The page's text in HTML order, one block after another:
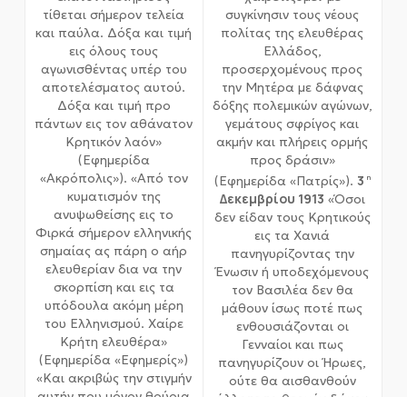
τίθεται σήμερον τελεία
και παύλα. Δόξα και τιμή
εις όλους τους
αγωνισθέντας υπέρ του
αποτελέσματος αυτού.
Δόξα και τιμή προ
πάντων εις τον αθάνατον
Κρητικόν λαόν»
(Εφημερίδα
«Ακρόπολις»). «Από τον
κυματισμόν της
ανυψωθείσης εις το
Φιρκά σήμερον ελληνικής
σημαίας ας πάρη ο αήρ
ελευθερίαν δια να την
σκορπίση και εις τα
υπόδουλα ακόμη μέρη
του Ελληνισμού. Χαίρε
Κρήτη ελευθέρα»
(Εφημερίδα «Εφημερίς»)
«Και ακριβώς την στιγμήν
συγκίνησιν τους νέους
πολίτας της ελευθέρας
Ελλάδος,
προσερχομένους προς
την Μητέρα με δάφνας
δόξης πολεμικών αγώνων,
γεμάτους σφρίγος και
ακμήν και πλήρεις ορμής
προς δράσιν»
(Εφημερίδα «Πατρίς»). 3 η
Δεκεμβρίου 1913 «Όσοι
δεν είδαν τους Κρητικούς
εις τα Χανιά
πανηγυρίζοντας την
Ένωσιν ή υποδεχόμενους
τον Βασιλέα δεν θα
μάθουν ίσως ποτέ πως
ενθουσιάζονται οι
Γενναίοι και πως
πανηγυρίζουν οι Ήρωες,
ούτε θα αισθανθούν